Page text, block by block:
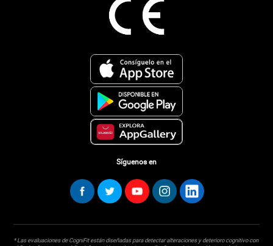
Síguenos en
* Las evaluaciones de CogniFit están diseñadas para detectar alteraciones y deterioro cognitivo con